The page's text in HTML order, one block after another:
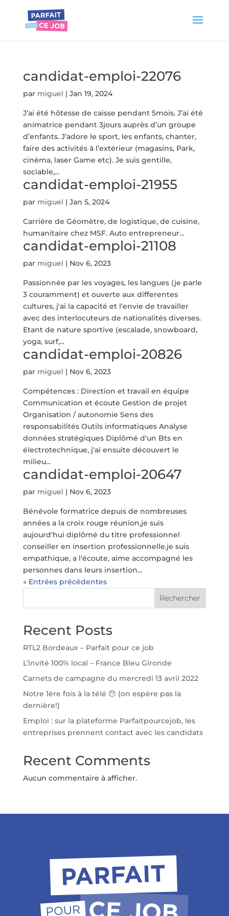
candidat-emploi-22076
par miguel | Jan 19, 2024
J’ai été hôtesse de caisse pendant 5mois. J’ai été
animatrice pendant 3jours auprès d’un groupe
d’enfants. J’adore le sport, les enfants, chanter,
faire des activités à l’extérieur (magasins, Park,
cinéma, laser Game etc). Je suis gentille,
sociable,...
candidat-emploi-21955
par miguel | Jan 5, 2024
Carrière de Géomètre, de logistique, de cuisine,
humanitaire chez MSF. Auto entrepreneur…
candidat-emploi-21108
par miguel | Nov 6, 2023
Passionnée par les voyages, les langues (je parle
3 couramment) et ouverte aux differentes
cultures, j'ai la capacité et l'envie de travailler
avec des interlocuteurs de nationalités diverses.
Etant de nature sportive (escalade, snowboard,
yoga, surf,...
candidat-emploi-20826
par miguel | Nov 6, 2023
Compétences : Direction et travail en équipe
Communication et écoute Gestion de projet
Organisation / autonomie Sens des
responsabilités Outils informatiques Analyse
données stratégiques Diplômé d'un Bts en
électrotechnique, j'ai ensuite découvert le
milieu...
candidat-emploi-20647
par miguel | Nov 6, 2023
Bénévole formatrice depuis de nombreuses
années a la croix rouge réunion,je suis
aujourd'hui diplômé du titre professionnel
conseiller en insertion professionnelle.je suis
empathique, a l'écoute, aime accompagné les
personnes dans leurs insertion...
« Entrées précédentes
Rechercher
Recent Posts
RTL2 Bordeaux – Parfait pour ce job
L’invité 100% local – France Bleu Gironde
Carnets de campagne du mercredi 13 avril 2022
Notre 1ère fois à la télé 😯 (on espère pas la
dernière!)
Emploi : sur la plateforme Parfaitpourcejob, les
entreprises prennent contact avec les candidats
Recent Comments
Aucun commentaire à afficher.